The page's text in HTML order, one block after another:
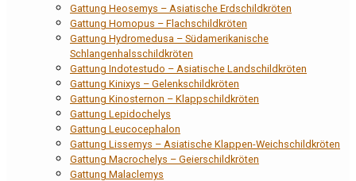
Gattung Heosemys – Asiatische Erdschildkröten
Gattung Homopus – Flachschildkröten
Gattung Hydromedusa – Südamerikanische
Schlangenhalsschildkröten
Gattung Indotestudo – Asiatische Landschildkröten
Gattung Kinixys – Gelenkschildkröten
Gattung Kinosternon – Klappschildkröten
Gattung Lepidochelys
Gattung Leucocephalon
Gattung Lissemys – Asiatische Klappen-Weichschildkröten
Gattung Macrochelys – Geierschildkröten
Gattung Malaclemys